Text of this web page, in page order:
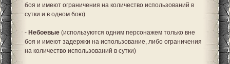
боя и имеют ограничения на количество использований в
сутки и в одном бою)
- Небоевые (используются одним персонажем только вне
боя и имеют задержки на использование, либо ограничения
на количество использований в сутки)